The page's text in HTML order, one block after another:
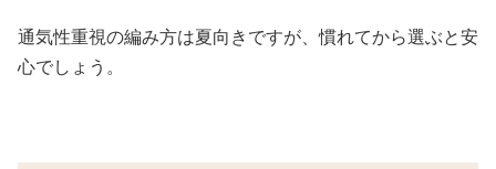
通気性重視の編み方は夏向きですが、慣れてから選ぶと安
心でしょう。